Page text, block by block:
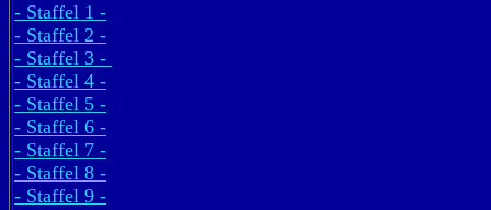
- Staffel 1 -
- Staffel 2 -
- Staffel 3 -
- Staffel 4 -
- Staffel 5 -
- Staffel 6 -
- Staffel 7 -
- Staffel 8 -
- Staffel 9 -